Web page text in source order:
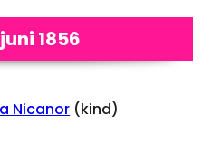
juni 1856
Nicanor (kind)